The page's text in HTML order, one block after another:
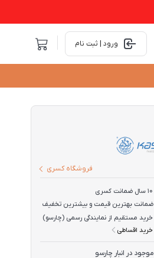
ورود | ثبت نام
فروشگاه کسری
10 سال ضمانت کسری
ضمانت بهترین قیمت و بیشترین تخفیف
خرید مستقیم از نمایندگی رسمی (چارسو)
خرید اقساطی
موجود در انبار چارسو